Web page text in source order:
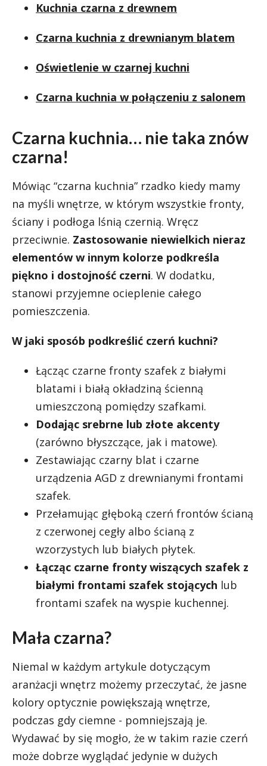
Kuchnia czarna z drewnem
Czarna kuchnia z drewnianym blatem
Oświetlenie w czarnej kuchni
Czarna kuchnia w połączeniu z salonem
Czarna kuchnia… nie taka znów
czarna!
Mówiąc “czarna kuchnia” rzadko kiedy mamy
na myśli wnętrze, w którym wszystkie fronty,
ściany i podłoga lśnią czernią. Wręcz
przeciwnie. Zastosowanie niewielkich nieraz
elementów w innym kolorze podkreśla
piękno i dostojność czerni. W dodatku,
stanowi przyjemne ocieplenie całego
pomieszczenia.
W jaki sposób podkreślić czerń kuchni?
Łącząc czarne fronty szafek z białymi
blatami i białą okładziną ścienną
umieszczoną pomiędzy szafkami.
Dodając srebrne lub złote akcenty
(zarówno błyszczące, jak i matowe).
Zestawiając czarny blat i czarne
urządzenia AGD z drewnianymi frontami
szafek.
Przełamując głęboką czerń frontów ścianą
z czerwonej cegły albo ścianą z
wzorzystych lub białych płytek.
Łącząc czarne fronty wiszących szafek z
białymi frontami szafek stojących lub
frontami szafek na wyspie kuchennej.
Mała czarna?
Niemal w każdym artykule dotyczącym
aranżacji wnętrz możemy przeczytać, że jasne
kolory optycznie powiększają wnętrze,
podczas gdy ciemne - pomniejszają je.
Wydawać by się mogło, że w takim razie czerń
może dobrze wyglądać jedynie w dużych